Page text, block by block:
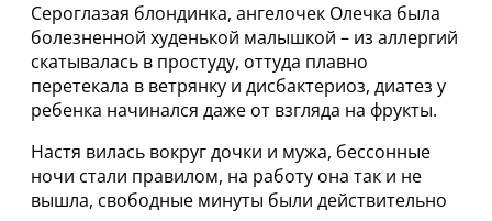
Сероглазая блондинка, ангелочек Олечка была
болезненной худенькой малышкой – из аллергий
скатывалась в простуду, оттуда плавно
перетекала в ветрянку и дисбактериоз, диатез у
ребенка начинался даже от взгляда на фрукты.
Настя вилась вокруг дочки и мужа, бессонные
ночи стали правилом, на работу она так и не
вышла, свободные минуты были действительно